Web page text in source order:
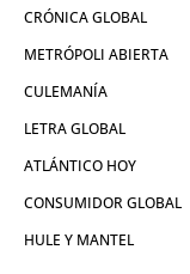
CRÓNICA GLOBAL
METRÓPOLI ABIERTA
CULEMANÍA
LETRA GLOBAL
ATLÁNTICO HOY
CONSUMIDOR GLOBAL
HULE Y MANTEL